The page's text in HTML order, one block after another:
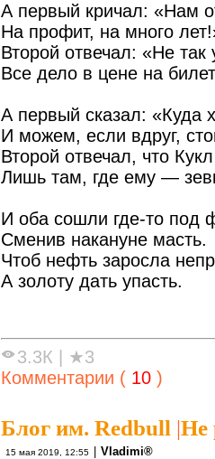
А первый кричал: «Нам
На профит, на много
Второй отвечал: «Не так
Все дело в цене на
А первый сказал: «Куда
И можем, если вдруг,
Второй отвечал, что
Лишь там, где ему —
И оба сошли где-то под
Сменив накануне масть.
Чтоб нефть заросла
А золоту дать упасть.
3.3К | ★3
Комментарии ( 10 )
Блог им. Redbull |Не
15 мая 2019, 12:55 | Vlаdimi®